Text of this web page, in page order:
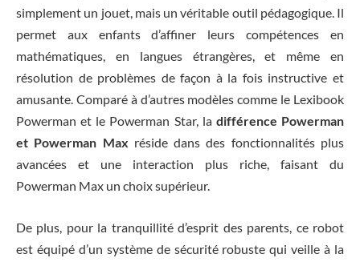
simplement un jouet, mais un véritable outil pédagogique. Il
permet aux enfants d’affiner leurs compétences en
mathématiques, en langues étrangères, et même en
résolution de problèmes de façon à la fois instructive et
amusante. Comparé à d’autres modèles comme le Lexibook
Powerman et le Powerman Star, la différence Powerman
et Powerman Max réside dans des fonctionnalités plus
avancées et une interaction plus riche, faisant du
Powerman Max un choix supérieur.
De plus, pour la tranquillité d’esprit des parents, ce robot
est équipé d’un système de sécurité robuste qui veille à la